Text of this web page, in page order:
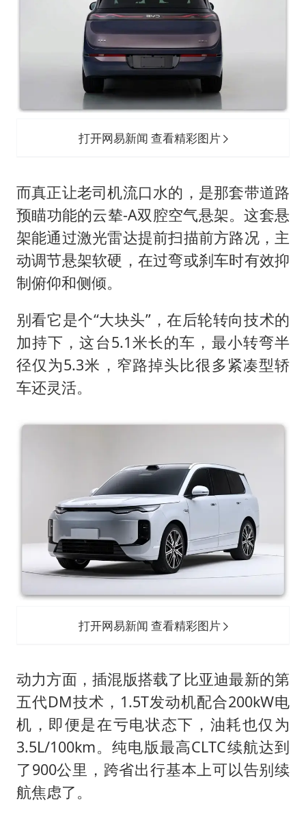
打开网易新闻 查看精彩图片
而真正让老司机流口水的，是那套带道路
预瞄功能的云辇-A双腔空气悬架。这套悬
架能通过激光雷达提前扫描前方路况，主
动调节悬架软硬，在过弯或刹车时有效抑
制俯仰和侧倾。
别看它是个“大块头”，在后轮转向技术的
加持下，这台5.1米长的车，最小转弯半
径仅为5.3米，窄路掉头比很多紧凑型轿
车还灵活。
打开网易新闻 查看精彩图片
动力方面，插混版搭载了比亚迪最新的第
五代DM技术，1.5T发动机配合200kW电
机，即便是在亏电状态下，油耗也仅为
3.5L/100km。纯电版最高CLTC续航达到
了900公里，跨省出行基本上可以告别续
航焦虑了。